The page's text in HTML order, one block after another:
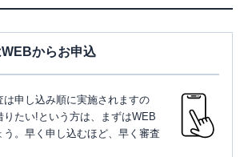
WEBからお申込
は申し込み順に実施されますの
たい!という方は、まずはWEB
。早く申し込むほど、早く審査